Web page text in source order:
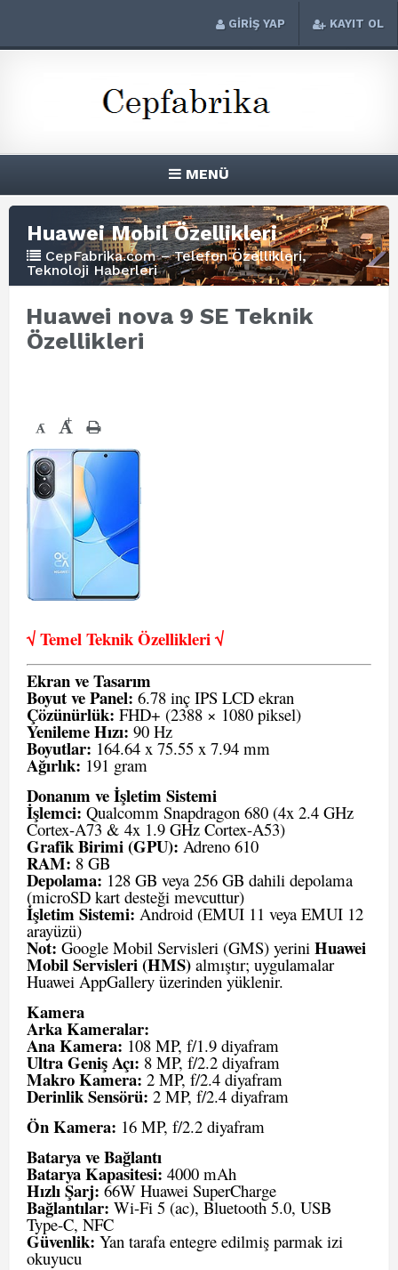
GİRİŞ YAP KAYIT OL
MENÜ
Huawei Mobil Özellikleri
CepFabrika.com – Telefon Özellikleri,
Teknoloji Haberleri
Huawei nova 9 SE Teknik
Özellikleri
- +
√ Temel Teknik Özellikleri √
Ekran ve Tasarım
Boyut ve Panel: 6.78 inç IPS LCD ekran
Çözünürlük: FHD+ (2388 × 1080 piksel)
Yenileme Hızı: 90 Hz
Boyutlar: 164.64 x 75.55 x 7.94 mm
Ağırlık: 191 gram
Donanım ve İşletim Sistemi
İşlemci: Qualcomm Snapdragon 680 (4x 2.4 GHz
Cortex-A73 & 4x 1.9 GHz Cortex-A53)
Grafik Birimi (GPU): Adreno 610
RAM: 8 GB
Depolama: 128 GB veya 256 GB dahili depolama
(microSD kart desteği mevcuttur)
İşletim Sistemi: Android (EMUI 11 veya EMUI 12
arayüzü)
Not: Google Mobil Servisleri (GMS) yerini Huawei
Mobil Servisleri (HMS) almıştır; uygulamalar
Huawei AppGallery üzerinden yüklenir.
Kamera
Arka Kameralar:
Ana Kamera: 108 MP, f/1.9 diyafram
Ultra Geniş Açı: 8 MP, f/2.2 diyafram
Makro Kamera: 2 MP, f/2.4 diyafram
Derinlik Sensörü: 2 MP, f/2.4 diyafram
Ön Kamera: 16 MP, f/2.2 diyafram
Batarya ve Bağlantı
Batarya Kapasitesi: 4000 mAh
Hızlı Şarj: 66W Huawei SuperCharge
Bağlantılar: Wi-Fi 5 (ac), Bluetooth 5.0, USB
Type-C, NFC
Güvenlik: Yan tarafa entegre edilmiş parmak izi
okuyucu